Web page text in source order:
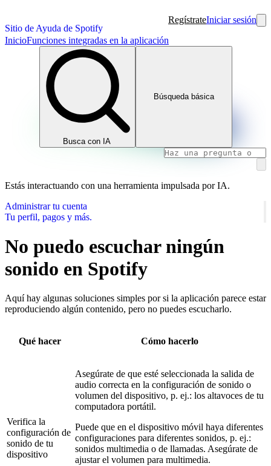
Sitio de Ayuda de Spotify
RegístrateIniciar sesión
InicioFunciones integradas en la aplicación
Busca con IA
Búsqueda básica
Estás interactuando con una herramienta impulsada por IA.
Administrar tu cuenta
Tu perfil, pagos y más.
No puedo escuchar ningún
sonido en Spotify
Aquí hay algunas soluciones simples por si la aplicación parece estar
reproduciendo algún contenido, pero no puedes escucharlo.
Qué hacer Cómo hacerlo
Verifica la
configuración de
sonido de tu
dispositivo
Asegúrate de que esté seleccionada la salida de
audio correcta en la configuración de sonido o
volumen del dispositivo, p. ej.: los altavoces de tu
computadora portátil.
Puede que en el dispositivo móvil haya diferentes
configuraciones para diferentes sonidos, p. ej.:
sonidos multimedia o de llamadas. Asegúrate de
ajustar el volumen para multimedia.